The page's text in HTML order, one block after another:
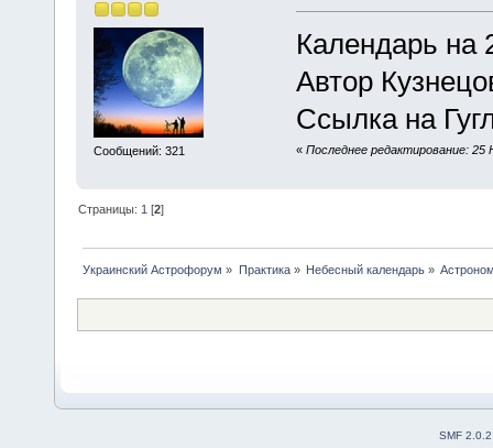
Сообщений: 321
Календарь на
Автор
Ссылка на
« Последнее редактирование: 25
Страницы: 1 [2]
Украинский Астрофорум » Практика» Небесный календарь»
SMF 2.0.2